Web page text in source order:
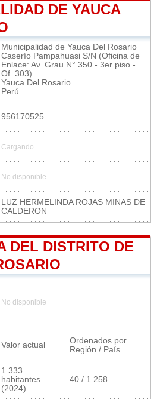
DE YAUCA
Municipalidad de Yauca Del Rosario
Caserío Pampahuasi S/N (Oficina de
Enlace: Av. Grau N° 350 - 3er piso -
Of. 303)
Yauca Del Rosario
Perú
956170525
Cargando...
No disponible
LUZ HERMELINDA ROJAS MINAS DE
CALDERON
DEL DISTRITO DE
No disponible
Valor actual
Ordenados por
Región / País
1 333
habitantes
(2024)
40 / 1 258